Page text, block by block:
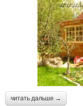
читать дальше →